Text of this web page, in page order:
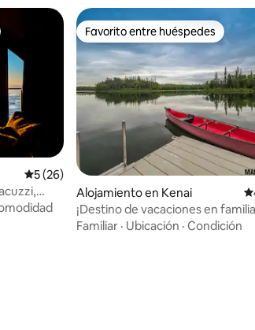
Calificación promedio: 5 de 5, 26 reseñas
5 (26)
Favorito entre huéspedes
Favorito entre huéspedes
Alojamiento en Kenai
¡Destino de vacaciones en
Familiar · Ubicación · Condición